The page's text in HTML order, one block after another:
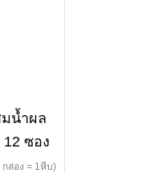
น้ำผล
ซอง
กล่อง = 1หีบ)